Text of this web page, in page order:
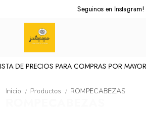
DE PRECIOS PARA COMPRAS POR MAYOR -
Seguinos en Instagram!
Inicio / Productos / ROMPECABEZAS